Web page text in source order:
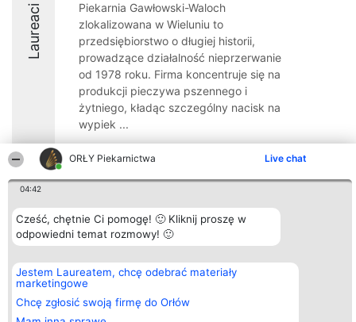
ORŁY Piekarnictwa Live chat
04:42
Cześć, chętnie Ci pomogę! 🙂 Kliknij proszę w
odpowiedni temat rozmowy! 🙂
Jestem Laureatem, chcę odebrać materiały
marketingowe
Chcę zgłosić swoją firmę do Orłów
Laureaci
Piekarnia Gawłowski-Waloch
zlokalizowana w Wieluniu to
przedsiębiorstwo o długiej historii,
prowadzące działalność nieprzerwanie
od 1978 roku. Firma koncentruje się na
produkcji pieczywa pszennego i
żytniego, kładąc szczególny nacisk na
wypiek ...
9.4
Organizator plebiscytu
Bright Side Solutions sp. z o.
o. sp. k.
ul. Ruska 22
KRS 0000749100 | Regon
381313360 | NIP 8943132676
+48 508 492 400
Plebiscyt
Laureaci
Lista
wszystkich
Zasady
Prywatności
Kontakt
Kontakt